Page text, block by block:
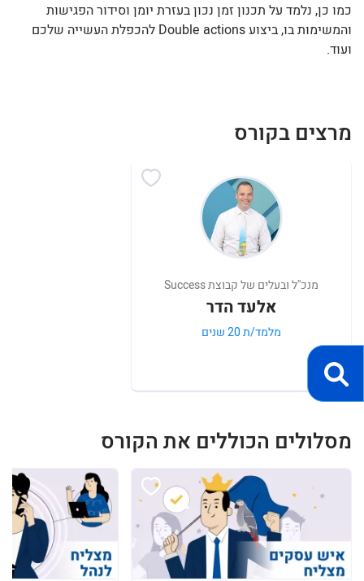
כמו כן, נלמד על תכנון זמן נכון בעזרת יומן וסידור הפגישות
והמשימות בו, ביצוע Double actions להכפלת העשייה שלכם
ועוד.
מרצים בקורס
מנכ''ל ובעלים של קבוצת Success
אלעד הדר
מלמד/ת 20 שנים
מסלולים הכוללים את הקורס